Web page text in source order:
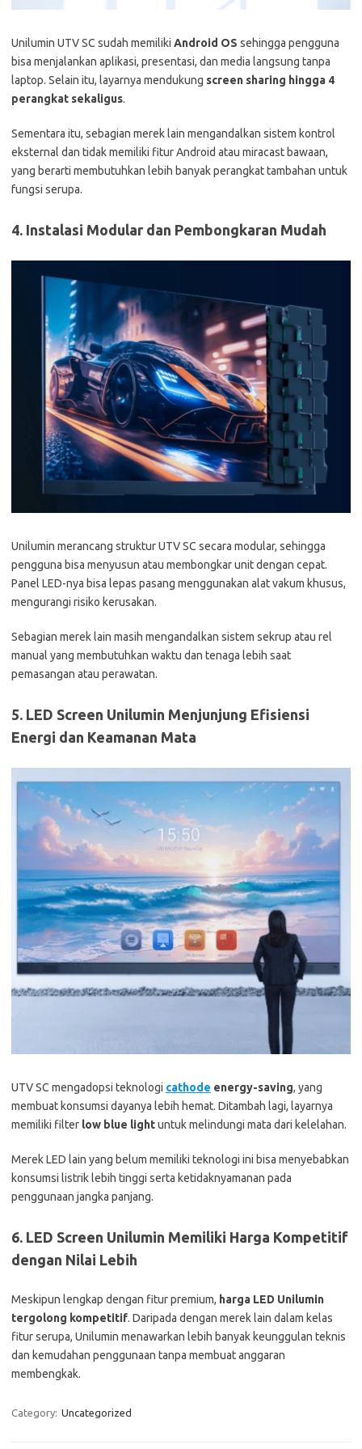
Unilumin UTV SC sudah memiliki Android OS sehingga pengguna
bisa menjalankan aplikasi, presentasi, dan media langsung tanpa
laptop. Selain itu, layarnya mendukung screen sharing hingga 4
perangkat sekaligus.
Sementara itu, sebagian merek lain mengandalkan sistem kontrol
eksternal dan tidak memiliki fitur Android atau miracast bawaan,
yang berarti membutuhkan lebih banyak perangkat tambahan untuk
fungsi serupa.
4. Instalasi Modular dan Pembongkaran Mudah
Unilumin merancang struktur UTV SC secara modular, sehingga
pengguna bisa menyusun atau membongkar unit dengan cepat.
Panel LED-nya bisa lepas pasang menggunakan alat vakum khusus,
mengurangi risiko kerusakan.
Sebagian merek lain masih mengandalkan sistem sekrup atau rel
manual yang membutuhkan waktu dan tenaga lebih saat
pemasangan atau perawatan.
5. LED Screen Unilumin Menjunjung Efisiensi
Energi dan Keamanan Mata
UTV SC mengadopsi teknologi cathode energy-saving, yang
membuat konsumsi dayanya lebih hemat. Ditambah lagi, layarnya
memiliki filter low blue lightuntuk melindungi mata dari kelelahan.
Merek LED lain yang belum memiliki teknologi ini bisa menyebabkan
konsumsi listrik lebih tinggi serta ketidaknyamanan pada
penggunaan jangka panjang.
6. LED Screen Unilumin Memiliki Harga Kompetitif
dengan Nilai Lebih
Meskipun lengkap dengan fitur premium, harga LED Unilumin
tergolong kompetitif. Daripada dengan merek lain dalam kelas
fitur serupa, Unilumin menawarkan lebih banyak keunggulan teknis
dan kemudahan penggunaan tanpa membuat anggaran
membengkak.
Category: Uncategorized